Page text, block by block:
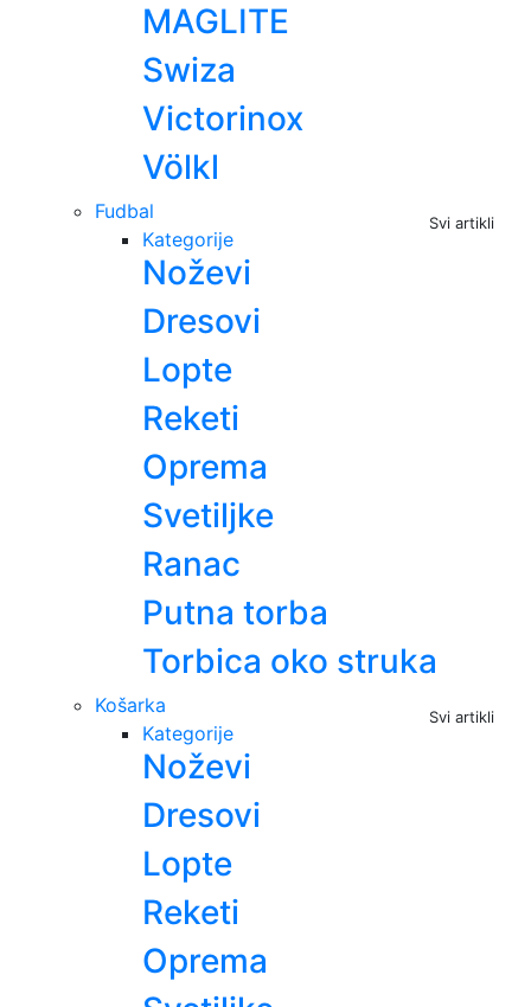
MAGLITE
Swiza
Victorinox
Völkl
Svi artikli
Fudbal
Kategorije
Noževi
Dresovi
Lopte
Reketi
Oprema
Svetiljke
Ranac
Putna torba
Torbica oko struka
Svi artikli
Košarka
Kategorije
Noževi
Dresovi
Lopte
Reketi
Oprema